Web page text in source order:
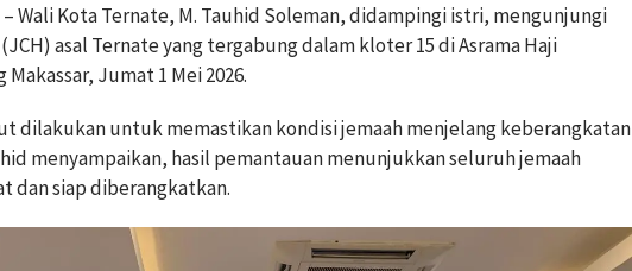
– Wali Kota Ternate, M. Tauhid Soleman, didampingi istri, mengunjungi
asal Ternate yang tergabung dalam kloter 15 di Asrama Haji
Jumat 1 Mei 2026.
dilakukan untuk memastikan kondisi jemaah menjelang keberangkatan
menyampaikan, hasil pemantauan menunjukkan seluruh jemaah
dan siap diberangkatkan.